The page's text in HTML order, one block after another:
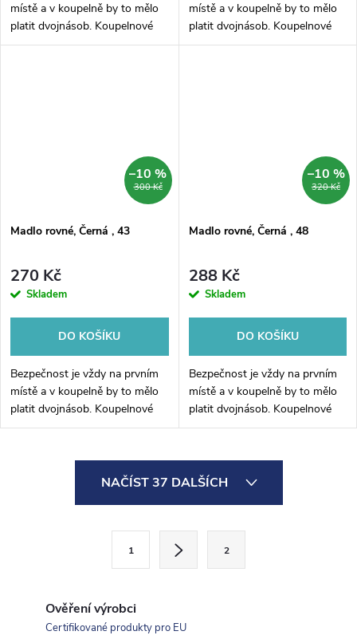
místě a v koupelně by to mělo
platit dvojnásob. Koupelnové
madlo rovné pro montáž na
místě a v koupelně by to mělo
platit dvojnásob. Koupelnové
madlo rovné pro montáž na
300 Kč
–10 %
Madlo rovné, Černá , 43
270 Kč
Skladem
DO KOŠÍKU
Bezpečnost je vždy na prvním
místě a v koupelně by to mělo
platit dvojnásob. Koupelnové
madlo rovné pro montáž na
koupelně. Povrchová úprava v...
320 Kč
–10 %
Madlo rovné, Černá , 48
288 Kč
Skladem
DO KOŠÍKU
Bezpečnost je vždy na prvním
místě a v koupelně by to mělo
platit dvojnásob. Koupelnové
madlo rovné pro montáž na
koupelně. Povrchová úprava v...
NAČÍST 37 DALŠÍCH
1 2
Ověření výrobci
Certifikované produkty pro EU